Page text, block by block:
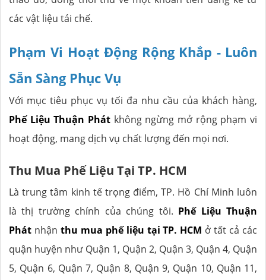
các vật liệu tái chế.
Phạm Vi Hoạt Động Rộng Khắp - Luôn
Sẵn Sàng Phục Vụ
Với mục tiêu phục vụ tối đa nhu cầu của khách hàng,
Phế Liệu Thuận Phát không ngừng mở rộng phạm vi
hoạt động, mang dịch vụ chất lượng đến mọi nơi.
Thu Mua Phế Liệu Tại TP. HCM
Là trung tâm kinh tế trọng điểm, TP. Hồ Chí Minh luôn
là thị trường chính của chúng tôi. Phế Liệu Thuận
Phát nhận thu mua phế liệu tại TP. HCM ở tất cả các
quận huyện như Quận 1, Quận 2, Quận 3, Quận 4, Quận
5, Quận 6, Quận 7, Quận 8, Quận 9, Quận 10, Quận 11,